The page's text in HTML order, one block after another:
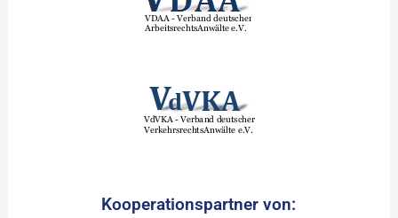
Kooperationspartner von: